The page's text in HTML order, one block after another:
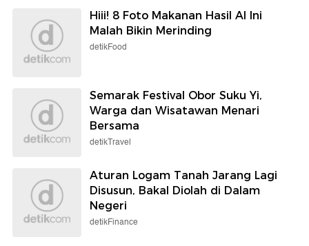
Hiii! 8 Foto Makanan Hasil AI Ini
Malah Bikin Merinding
detikFood
Semarak Festival Obor Suku Yi,
Warga dan Wisatawan Menari
Bersama
detikTravel
Aturan Logam Tanah Jarang Lagi
Disusun, Bakal Diolah di Dalam
Negeri
detikFinance